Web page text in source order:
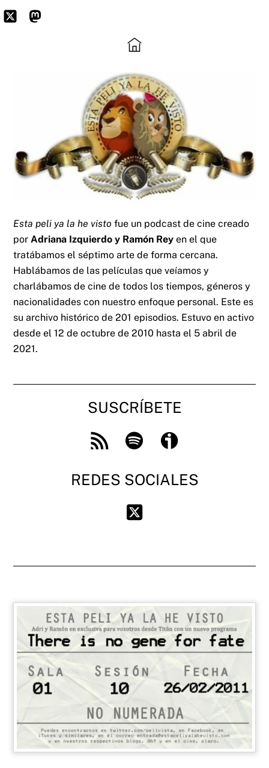
Skip
to
Icon
Mastodon
Esta peli ya la he visto fue un podcast de cine creado
por Adriana Izquierdo y Ramón Rey en el que
tratábamos el séptimo arte de forma cercana.
Hablábamos de las películas que veíamos y
charlábamos de cine de todos los tiempos, géneros y
nacionalidades con nuestro enfoque personal. Este es
su archivo histórico de 201 episodios. Estuvo en activo
desde el 12 de octubre de 2010 hasta el 5 abril de
2021.
SUSCRÍBETE
Feed
Spotify Ivoox
REDES SOCIALES
Twitter